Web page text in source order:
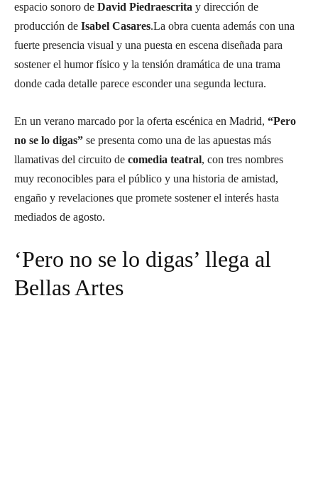
espacio sonoro de David Piedraescrita y dirección de
producción de Isabel Casares.La obra cuenta además con una
fuerte presencia visual y una puesta en escena diseñada para
sostener el humor físico y la tensión dramática de una trama
donde cada detalle parece esconder una segunda lectura.
En un verano marcado por la oferta escénica en Madrid, “Pero
no se lo digas” se presenta como una de las apuestas más
llamativas del circuito de comedia teatral, con tres nombres
muy reconocibles para el público y una historia de amistad,
engaño y revelaciones que promete sostener el interés hasta
mediados de agosto.
‘Pero no se lo digas’ llega al
Bellas Artes